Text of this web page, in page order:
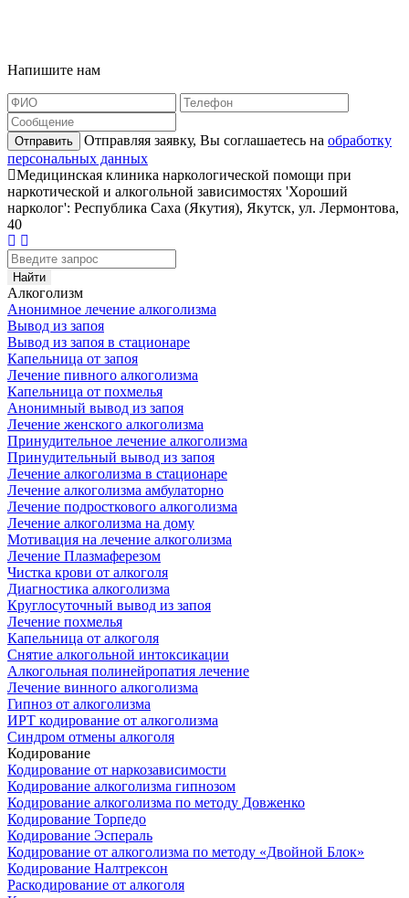
Напишите нам
Отправить Отправляя заявку, Вы соглашаетесь на обработку
персональных данных
Медицинская клиника наркологической помощи при
наркотической и алкогольной зависимостях 'Хороший
нарколог': Республика Саха (Якутия), Якутск, ул. Лермонтова,
40
Алкоголизм
Анонимное лечение алкоголизма
Вывод из запоя
Вывод из запоя в стационаре
Капельница от запоя
Лечение пивного алкоголизма
Капельница от похмелья
Анонимный вывод из запоя
Лечение женского алкоголизма
Принудительное лечение алкоголизма
Принудительный вывод из запоя
Лечение алкоголизма в стационаре
Лечение алкоголизма амбулаторно
Лечение подросткового алкоголизма
Лечение алкоголизма на дому
Мотивация на лечение алкоголизма
Лечение Плазмаферезом
Чистка крови от алкоголя
Диагностика алкоголизма
Круглосуточный вывод из запоя
Лечение похмелья
Капельница от алкоголя
Снятие алкогольной интоксикации
Алкогольная полинейропатия лечение
Лечение винного алкоголизма
Гипноз от алкоголизма
ИРТ кодирование от алкоголизма
Синдром отмены алкоголя
Кодирование
Кодирование от наркозависимости
Кодирование алкоголизма гипнозом
Кодирование алкоголизма по методу Довженко
Кодирование Торпедо
Кодирование Эспераль
Кодирование от алкоголизма по методу «Двойной Блок»
Кодирование Налтрексон
Раскодирование от алкоголя